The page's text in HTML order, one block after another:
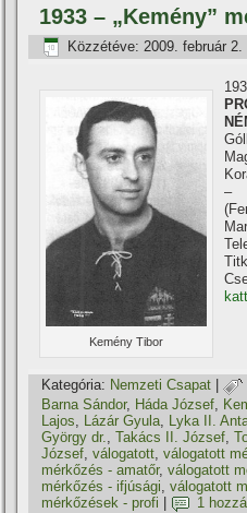
1933 – „Kemény”
Közzétéve: 2009. február 2.
Kemény Tibor
–
Kategória: Nemzeti Csapat |
Barna Sándor, Háda József
Lajos
Lázár Gyula Lyka II.
György dr.
,Takács II. József ,
József ,válogatott ,válogatott
mérkőzés - amatőr,válogatott
mérkőzés - ifjúsági ,válogatott
mérkőzések - profi
1